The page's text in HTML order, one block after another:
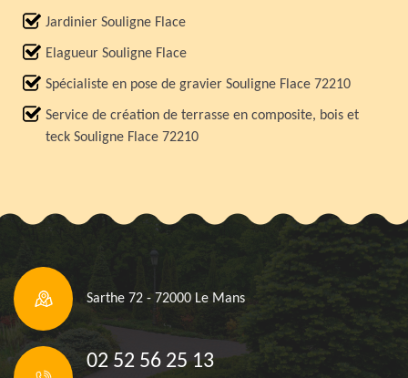
Jardinier Souligne Flace
Elagueur Souligne Flace
Spécialiste en pose de gravier Souligne Flace 72210
Service de création de terrasse en composite, bois et
teck Souligne Flace 72210
Sarthe 72 - 72000 Le Mans
02 52 56 25 13